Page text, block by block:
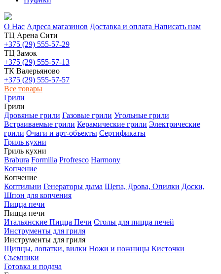
О Нас Адреса магазинов Доставка и оплата Написать нам
ТЦ Арена Сити
+375 (29) 555-57-29
ТЦ Замок
+375 (29) 555-57-13
ТК Валерьяново
+375 (29) 555-57-57
Все товары
Грили
Грили
Дровяные грили Газовые грили Угольные грили
Встраиваемые грили Керамические грили Электрические
грили Очаги и арт-объекты Сертификаты
Гриль кухни
Гриль кухни
Brabura Formilia Profresco Harmony
Копчение
Копчение
Коптильни Генераторы дыма Щепа, Дрова, Опилки Доски,
Шпон для копчения
Пицца печи
Пицца печи
Итальянские Пицца Печи Столы для пицца печей
Инструменты для гриля
Инструменты для гриля
Щипцы, лопатки, вилки Ножи и ножницы Кисточки
Съемники
Готовка и подача